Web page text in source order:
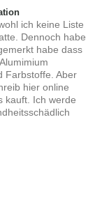
ich keine Liste
Dennoch habe
habe dass
Farbstoffe. Aber
hier online
kauft. Ich werde